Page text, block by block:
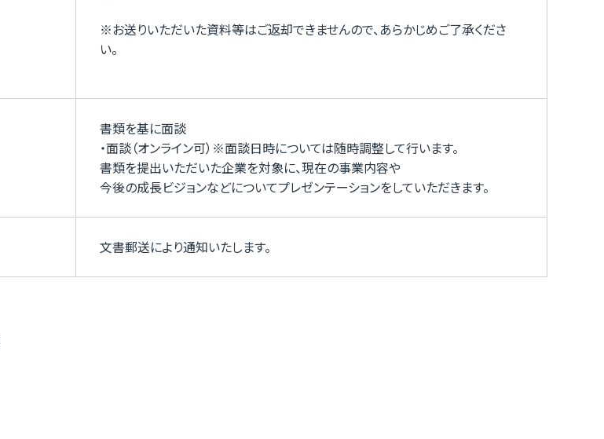
※お送りいただいた資料等はご返却できませんので、あらかじめご了承くださ
い。
書類を基に面談
・面談（オンライン可）※面談日時については随時調整して行います。
書類を提出いただいた企業を対象に、現在の事業内容や
今後の成長ビジョンなどについてプレゼンテーションをしていただきます。
文書郵送により通知いたします。